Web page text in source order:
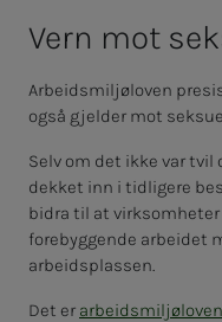
Vern mot
Arbeidsmiljøloven
også gjelder mot
Selv om det ikke var
dekket inn i tidligere
bidra til at
forebyggende arbeidet
arbeidsplassen.
Det er